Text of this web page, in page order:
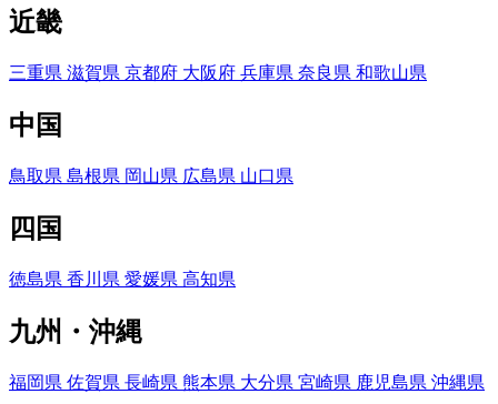
近畿
三重県 滋賀県 京都府 大阪府 兵庫県 奈良県 和歌山県
中国
鳥取県 島根県 岡山県 広島県 山口県
四国
徳島県 香川県 愛媛県 高知県
九州・沖縄
福岡県 佐賀県 長崎県 熊本県 大分県 宮崎県 鹿児島県 沖縄県